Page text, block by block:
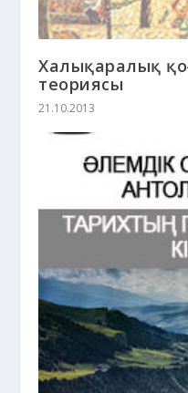
Халықаралық
теориясы
21.10.2013